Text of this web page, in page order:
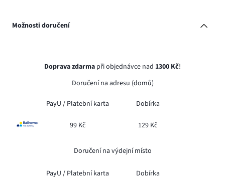
Možnosti doručení
Doprava zdarma při objednávce nad 1300 Kč!
Doručení na adresu (domů)
PayU / Platební karta Dobírka
99 Kč 129 Kč
Doručení na výdejní místo
PayU / Platební karta Dobírka